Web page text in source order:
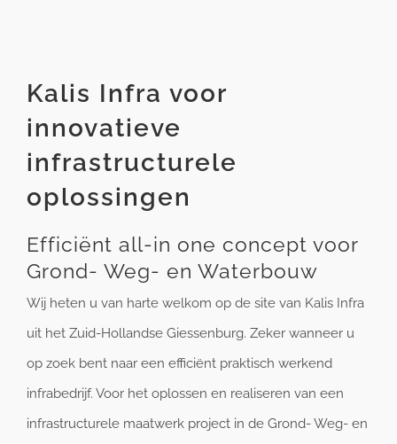
Kalis Infra voor
innovatieve
infrastructurele
oplossingen
Efficiënt all-in one concept voor
Grond- Weg- en Waterbouw
Wij heten u van harte welkom op de site van Kalis Infra
uit het Zuid-Hollandse Giessenburg. Zeker wanneer u
op zoek bent naar een efficiënt praktisch werkend
infrabedrijf. Voor het oplossen en realiseren van een
infrastructurele maatwerk project in de Grond- Weg- en